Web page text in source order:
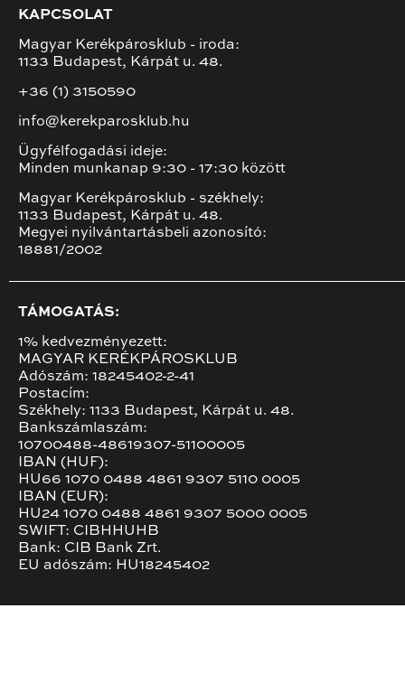
KAPCSOLAT
Magyar Kerékpárosklub - iroda:
1133 Budapest, Kárpát u. 48.
+36 (1) 3150590
info@kerekparosklub.hu
Ügyfélfogadási ideje:
Minden munkanap 9:30 - 17:30 között
Magyar Kerékpárosklub - székhely:
1133 Budapest, Kárpát u. 48.
Megyei nyilvántartásbeli azonosító:
18881/2002
TÁMOGATÁS:
1% kedvezményezett:
MAGYAR KERÉKPÁROSKLUB
Adószám: 18245402-2-41
Postacím:
Székhely: 1133 Budapest, Kárpát u. 48.
Bankszámlaszám:
10700488-48619307-51100005
IBAN (HUF):
HU66 1070 0488 4861 9307 5110 0005
IBAN (EUR):
HU24 1070 0488 4861 9307 5000 0005
SWIFT: CIBHHUHB
Bank: CIB Bank Zrt.
EU adószám: HU18245402